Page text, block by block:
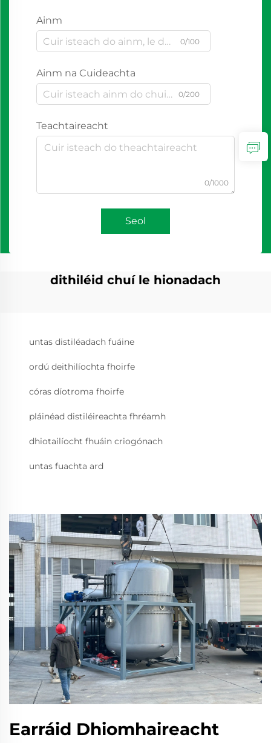
Ainm
0/100
Ainm na Cuideachta
0/200
Teachtaireacht
0/1000
Seol
dithiléid chuí le hionadach
untas distiléadach fuáine
ordú deithilíochta fhoirfe
córas díotroma fhoirfe
pláinéad distiléireachta fhréamh
dhiotailíocht fhuáin criogónach
untas fuachta ard
Earráid Dhiomhaireacht